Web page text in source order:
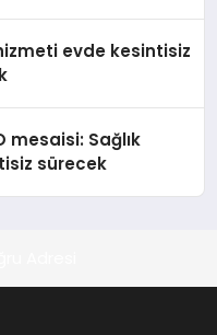
evde kesintisiz
mesaisi: Sağlık
sürecek